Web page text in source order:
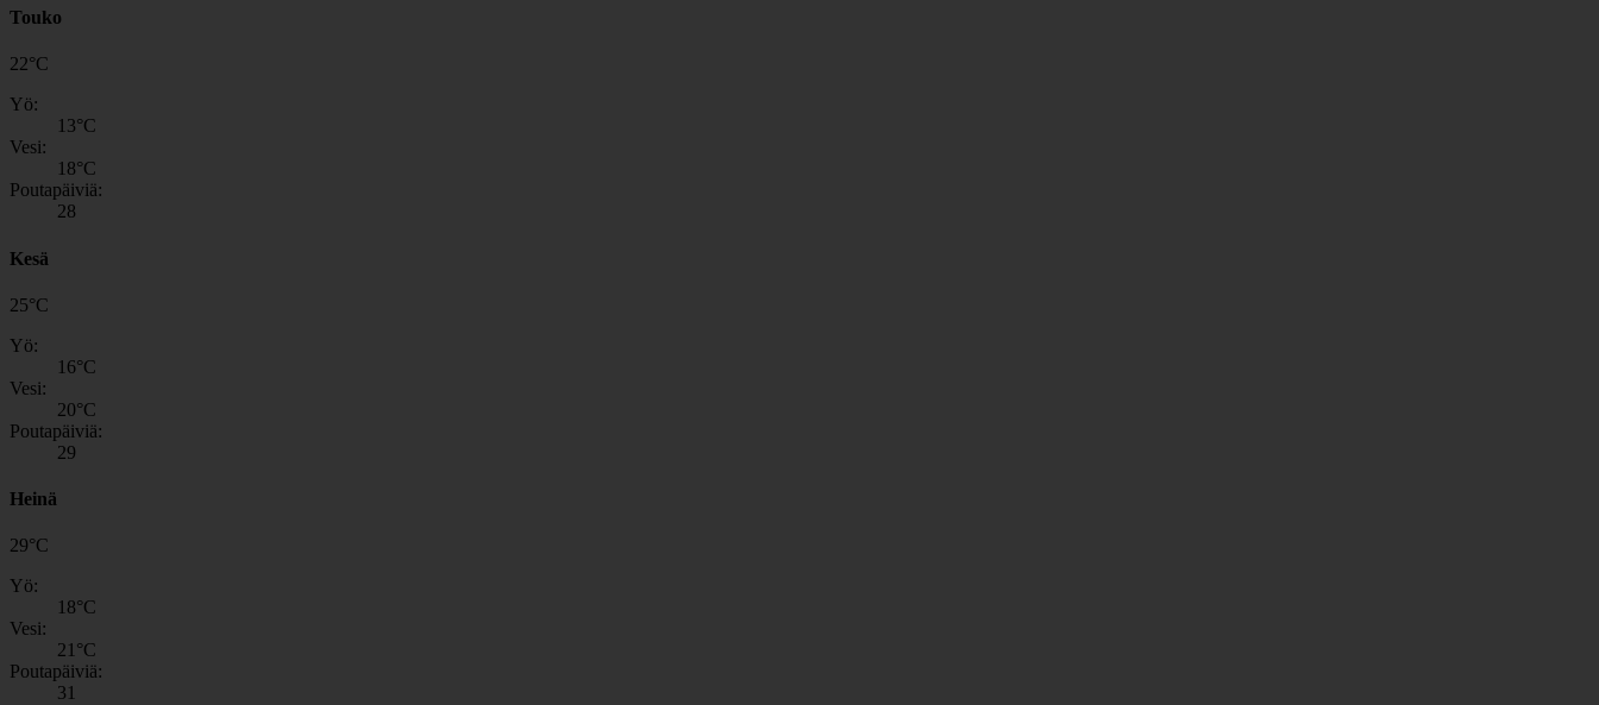
Touko
22°C
Yö:
13°C
Vesi:
18°C
Poutapäiviä:
28
Kesä
25°C
Yö:
16°C
Vesi:
20°C
Poutapäiviä:
29
Heinä
29°C
Yö:
18°C
Vesi:
21 °C
Poutapäiviä:
31